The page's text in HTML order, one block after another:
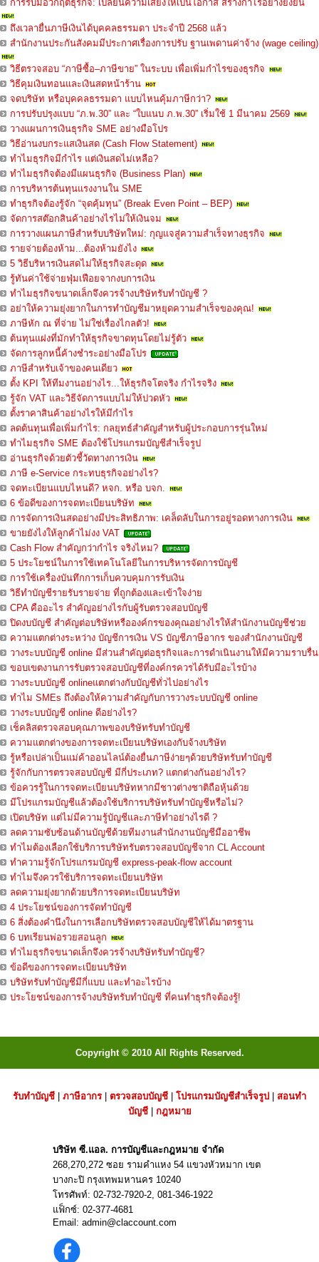
การรับมือวิกฤติธุรกิจ: เปลี่ยนความเสี่ยงให้เป็นโอกาส สร้างกำไรอย่างยั่งยืน
ถึงเวลายื่นภาษีเงินได้บุคคลธรรมดา ประจำปี 2568 แล้ว
สำนักงานประกันสังคมมีประกาศเรื่องการปรับ ฐานเพดานค่าจ้าง (wage ceiling)
วิธีตรวจสอบ “ภาษีซื้อ–ภาษีขาย” ในระบบ เพื่อเพิ่มกำไรของธุรกิจ
วิธีคุมเงินทอนและเงินสดหน้าร้าน
จดบริษัท หรือบุคคลธรรมดา แบบไหนคุ้มภาษีกว่า?
การปรับปรุงแบบ “ภ.พ.30” และ “ใบแนบ ภ.พ.30” เริ่มใช้ 1 มีนาคม 2569
วางแผนการเงินธุรกิจ SME อย่างมือโปร
วิธีอ่านงบกระแสเงินสด (Cash Flow Statement)
ทำไมธุรกิจมีกำไร แต่เงินสดไม่เหลือ?
ทำไมธุรกิจต้องมีแผนธุรกิจ (Business Plan)
การบริหารต้นทุนแรงงานใน SME
ทำธุรกิจต้องรู้จัก “จุดคุ้มทุน” (Break Even Point – BEP)
จัดการสต๊อกสินค้าอย่างไรไม่ให้เงินจม
การวางแผนภาษีสำหรับบริษัทใหม่: กุญแจสู่ความสำเร็จทางธุรกิจ
รายจ่ายต้องห้าม...ต้องห้ามยังไง
5 วิธีบริหารเงินสดไม่ให้ธุรกิจสะดุด
รู้ทันค่าใช้จ่ายฟุ่มเฟือยจากงบการเงิน
ทำไมธุรกิจขนาดเล็กจึงควรจ้างบริษัทรับทำบัญชี ?
อย่าให้ความยุ่งยากในการทำบัญชีมาหยุดความสำเร็จของคุณ!
ภาษีหัก ณ ที่จ่าย ไม่ใช่เรื่องไกลตัว!
ต้นทุนแฝงที่มักทำให้ธุรกิจขาดทุนโดยไม่รู้ตัว
จัดการลูกหนี้ค้างชำระอย่างมือโปร
ภาษีสำหรับเจ้าของคนเดียว
ตั้ง KPI ให้ทีมงานอย่างไร...ให้ธุรกิจโตจริง กำไรจริง
รู้จัก VAT และวิธีจัดการแบบไม่ให้ปวดหัว
ตั้งราคาสินค้าอย่างไรให้มีกำไร
ลดต้นทุนเพื่อเพิ่มกำไร: กลยุทธ์สำคัญสำหรับผู้ประกอบการรุ่นใหม่
ทำไมธุรกิจ SME ต้องใช้โปรแกรมบัญชีสำเร็จรูป
อ่านธุรกิจด้วยตัวชี้วัดทางการเงิน
ภาษี e-Service กระทบธุรกิจอย่างไร?
จดทะเบียนแบบไหนดี? หจก. หรือ บจก.
6 ข้อดีของการจดทะเบียนบริษัท
การจัดการเงินสดอย่างมีประสิทธิภาพ: เคล็ดลับในการอยู่รอดทางการเงิน
ขายยังไงให้ลูกค้าไม่งง VAT
Cash Flow สำคัญกว่ากำไร จริงไหม?
5 ประโยชน์ในการใช้เทคโนโลยีในการบริหารจัดการบัญชี
การใช้เครื่องบันทึกการเก็บควบคุมการรับเงิน
วิธีทำบัญชีรายรับรายจ่าย ที่ถูกต้องและเข้าใจง่าย
CPA คืออะไร สำคัญอย่างไรกับผู้รับตรวจสอบบัญชี
ปิดงบบัญชี สำคัญต่อบริษัทหรือองค์กรของคุณอย่างไรให้สำนักงานบัญชีช่วย
ความแตกต่างระหว่าง บัญชีการเงิน VS บัญชีภาษีอากร ของสำนักงานบัญชี
วางระบบบัญชี online มีส่วนสำคัญต่อธุรกิจและการดำเนินงานให้มีความราบรื่น
ขอบเขตงานการรับตรวจสอบบัญชีที่องค์กรควรได้รับมีอะไรบ้าง
วางระบบบัญชี onlineแตกต่างกับบัญชีทั่วไปอย่างไร
ทำไม SMEs ถึงต้องให้ความสำคัญกับการวางระบบบัญชี online
วางระบบบัญชี online ดีอย่างไร?
เช็คลิสตรวจสอบคุณภาพของบริษัทรับทำบัญชี
ความแตกต่างของการจดทะเบียนบริษัทเองกับจ้างบริษัท
รู้หรือเปล่าเป็นแม่ค้าออนไลน์ต้องยื่นภาษีง่ายๆด้วยบริษัทรับทำบัญชี
รู้จักกับการตรวจสอบบัญชี มีกี่ประเภท? แตกต่างกันอย่างไร?
ข้อควรรู้ในการจดทะเบียนบริษัทหากมีชาวต่างชาติถือหุ้นด้วย
มีโปรแกรมบัญชีแล้วต้องใช้บริการบริษัทรับทำบัญชีหรือไม่?
เปิดบริษัท แต่ไม่มีความรู้บัญชีและภาษีทำอย่างไรดี ?
ลดความซับซ้อนด้านบัญชีด้วยทีมงานสำนักงานบัญชีมืออาชีพ
ทำไมต้องเลือกใช้บริการบริษัทรับตรวจสอบบัญชีจาก CL Account
ทำความรู้จักโปรแกรมบัญชี express-peak-flow account
ทำไมจึงควรใช้บริการจดทะเบียนบริษัท
ลดความยุ่งยากด้วยบริการจดทะเบียนบริษัท
4 ประโยชน์ของการจัดทำบัญชี
6 สิ่งต้องคำนึงในการเลือกบริษัทตรวจสอบบัญชีให้ได้มาตรฐาน
6 บทเรียนพ่อรวยสอนลูก
ทำไมธุรกิจขนาดเล็กจึงควรจ้างบริษัทรับทำบัญชี?
ข้อดีของการจดทะเบียนบริษัท
บริษัทรับทำบัญชีมีกี่แบบ และทำอะไรบ้าง
ประโยชน์ของการจ้างบริษัทรับทำบัญชี ที่คนทำธุรกิจต้องรู้!
Copyright © 2010 All Rights Reserved.
รับทำบัญชี ภาษีอากร ตรวจสอบบัญชี โปรแกรมบัญชีสำเร็จรูป
สอนทำ
บัญชี| กฎหมาย
บริษัท ซี.แอล. การบัญชีและกฎหมาย จำกัด
268,270,272 ซอย รามคำแหง 54 แขวงหัวหมาก เขต
บางกะปิ กรุงเทพมหานคร 10240
โทรศัพท์: 02-732-7920-2, 081-346-1922
แฟ็กซ์: 02-377-4681
Email: admin@claccount.com